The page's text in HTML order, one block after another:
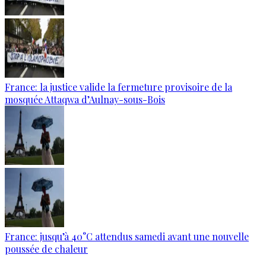
France: la justice valide la fermeture provisoire de la
mosquée Attaqwa d’Aulnay-sous-Bois
France: jusqu’à 40°C attendus samedi avant une nouvelle
poussée de chaleur